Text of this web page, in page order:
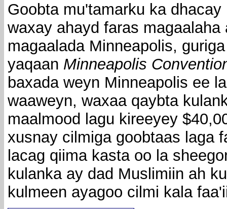
Goobta mu'tamarku ka
waxay ahayd faras magaalaha
magaalada Minneapolis,
yaqaan Minneapolis
baxada weyn Minneapolis ee
waaweyn, waxaa qaybta
maalmood lagu kireeyey
xusnay cilmiga goobtaas laga
lacag qiima kasta oo la
kulanka ay dad Muslimiin ah
kulmeen ayagoo cilmi kala